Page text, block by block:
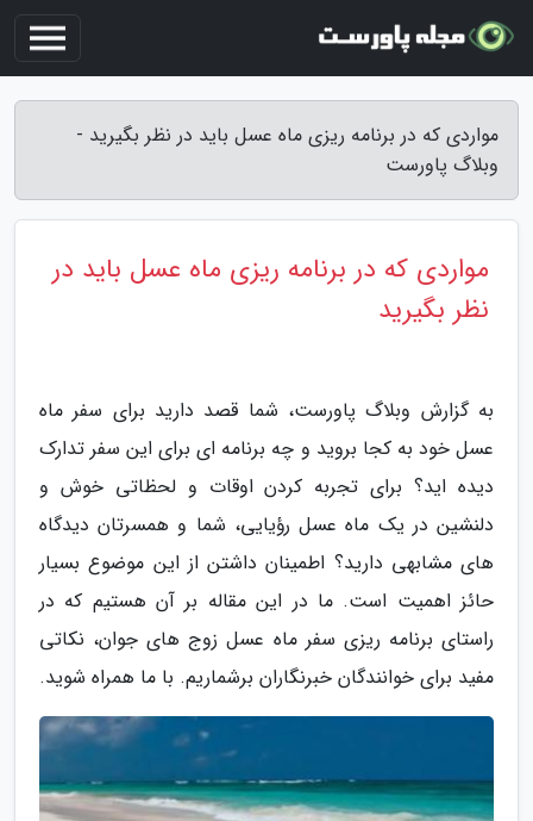
مواردی که در برنامه ریزی ماه عسل باید در نظر بگیرید -
وبلاگ پاورست
مواردی که در برنامه ریزی ماه عسل باید در
نظر بگیرید
به گزارش وبلاگ پاورست، شما قصد دارید برای سفر ماه
عسل خود به کجا بروید و چه برنامه ای برای این سفر تدارک
دیده اید؟ برای تجربه کردن اوقات و لحظاتی خوش و
دلنشین در یک ماه عسل رؤیایی، شما و همسرتان دیدگاه
های مشابهی دارید؟ اطمینان داشتن از این موضوع بسیار
حائز اهمیت است. ما در این مقاله بر آن هستیم که در
راستای برنامه ریزی سفر ماه عسل زوج های جوان، نکاتی
مفید برای خوانندگان خبرنگاران برشماریم. با ما همراه شوید.